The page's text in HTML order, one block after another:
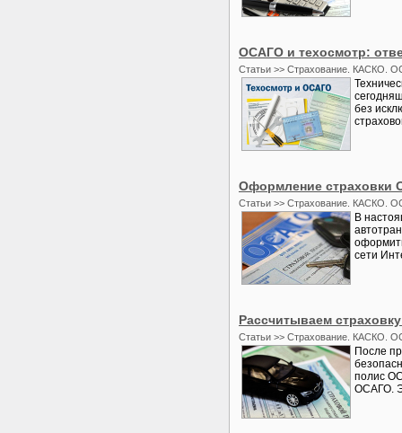
ОСАГО и техосмотр:
Статьи >> Страхование. КАСКО.
без
Оформление страховки
Статьи >> Страхование. КАСКО.
В
сети
Рассчитываем
Статьи >> Страхование. КАСКО.
После
полис
ОСАГО.